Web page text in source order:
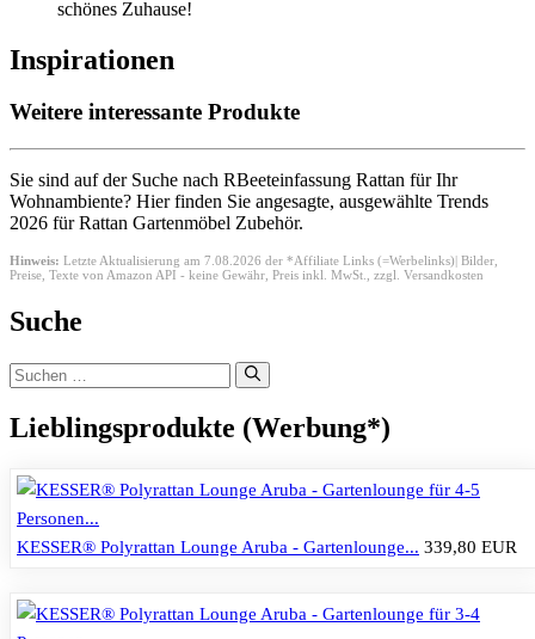
schönes Zuhause!
Inspirationen
Weitere interessante Produkte
Sie sind auf der Suche nach RBeeteinfassung Rattan für Ihr
Wohnambiente? Hier finden Sie angesagte, ausgewählte Trends
2026 für Rattan Gartenmöbel Zubehör.
Hinweis: Letzte Aktualisierung am 7.08.2026 der *Affiliate Links (=Werbelinks)| Bilder,
Preise, Texte von Amazon API - keine Gewähr, Preis inkl. MwSt., zzgl. Versandkosten
Suche
Suchen
nach:
Lieblingsprodukte (Werbung*)
KESSER® Polyrattan Lounge Aruba - Gartenlounge... 339,80 EUR